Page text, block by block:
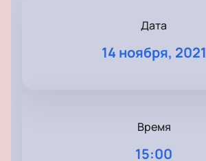
Дата
14 ноября, 2021
Время
15:00